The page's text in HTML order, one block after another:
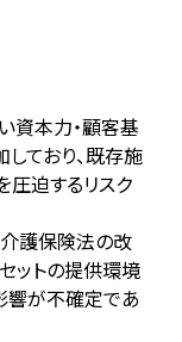
資本力・顧客基
ており、既存施
迫するリスク
護保険法の改
ットの提供環境
響が不確定であ